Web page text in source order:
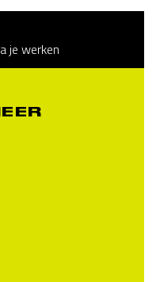
je werken